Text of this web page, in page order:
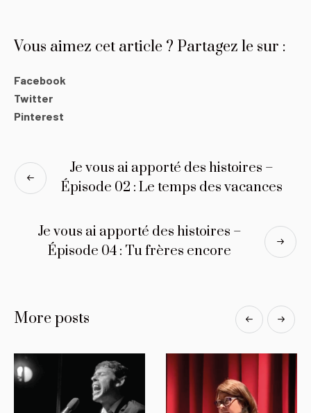
Vous aimez cet article ? Partagez le sur :
Facebook
Twitter
Pinterest
Je vous ai apporté des histoires –
Épisode 02 : Le temps des vacances
Je vous ai apporté des histoires –
Épisode 04 : Tu frères encore
More posts